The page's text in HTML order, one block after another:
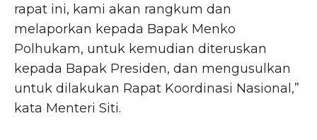
rapat ini, kami akan rangkum dan
melaporkan kepada Bapak Menko
Polhukam, untuk kemudian diteruskan
kepada Bapak Presiden, dan mengusulkan
untuk dilakukan Rapat Koordinasi Nasional,”
kata Menteri Siti.